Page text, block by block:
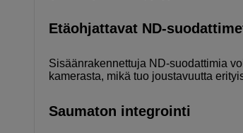
Etäohjattavat ND-
Sisäänrakennettuja ND-suodattimia
kamerasta, mikä tuo joustavuutta
Saumaton integrointi